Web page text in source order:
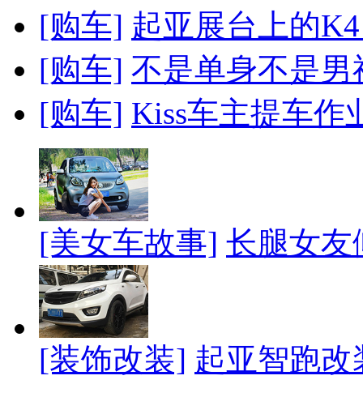
[购车] 起亚展台上的
[购车] 不是单身不是
[购车] Kiss车主提车作
[美女车故事] 长腿女友
[装饰改装] 起亚智跑